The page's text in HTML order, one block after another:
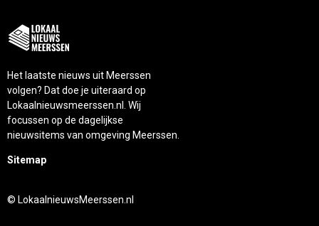
Het laatste nieuws uit Meerssen
volgen? Dat doe je uiteraard op
Lokaalnieuwsmeerssen.nl. Wij
focussen op de dagelijkse
nieuwsitems van omgeving Meerssen.
Sitemap
© LokaalnieuwsMeerssen.nl